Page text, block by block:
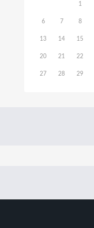
1
6 7 8
13 14 15
20 21 22
27 28 29